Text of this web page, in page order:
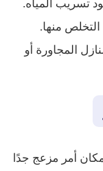
منها.
المجاورة أو
أمر مزعج جدًا